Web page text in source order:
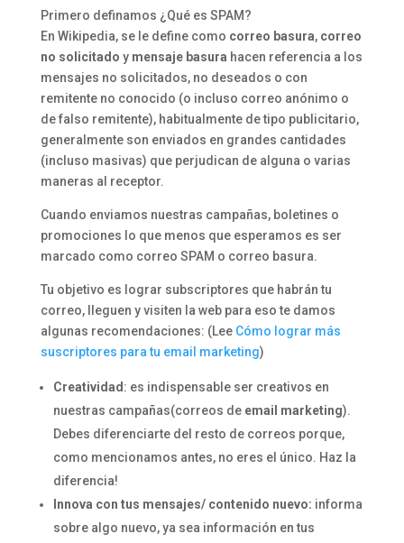
Primero definamos ¿Qué es SPAM?
En Wikipedia, se le define como correo basura, correo
no solicitado y mensaje basura hacen referencia a los
mensajes no solicitados, no deseados o con
remitente no conocido (o incluso correo anónimo o
de falso remitente), habitualmente de tipo publicitario,
generalmente son enviados en grandes cantidades
(incluso masivas) que perjudican de alguna o varias
maneras al receptor.
Cuando enviamos nuestras campañas, boletines o
promociones lo que menos que esperamos es ser
marcado como correo SPAM o correo basura.
Tu objetivo es lograr subscriptores que habrán tu
correo, lleguen y visiten la web para eso te damos
algunas recomendaciones: (Lee Cómo lograr más
suscriptores para tu email marketing)
Creatividad : es indispensable ser creativos en
nuestras campañas(correos de email marketing).
Debes diferenciarte del resto de correos porque,
como mencionamos antes, no eres el único. Haz la
diferencia!
Innova con tus mensajes/ contenido nuevo: informa
sobre algo nuevo, ya sea información en tus